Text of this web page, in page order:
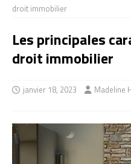
droit immobilier
Les principales
droit immobilier
janvier 18, 2023 Madeline